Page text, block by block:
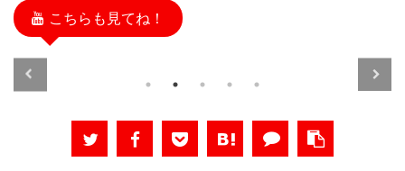
こちらも見てね！
2021/7/2